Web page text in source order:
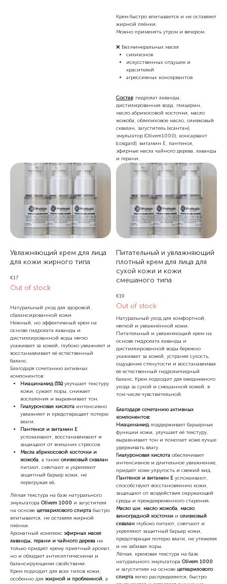
Крем быстро впитывается и не оставляет
жирной плёнки.
Можно применять утром и вечером.
❌ Без:минеральных масел
силиконов
искусственных отдушек и
красителей
агрессивных консервантов
Состав: гидролат лаванды,
дистилированная вода, глицерин,
масло абрикосовой косточки, масло
жожоба, облепиховое масло, оливковый
сквалан, загуститель (ксантан),
эмульгатор (Olivem1000), консарвант
(cosgard), витамин Е, пантенол,
эфирные масла чайного дерева, лаванды
и герани.
Увлажняющий крем для лица
для кожи жирного типа
€17
Out of stock
Натуральный уход для здоровой,
сбалансированной кожи
Нежный, но эффективный крем на
основе гидролата лаванды и
дистиллированной воды мягко
ухаживает за кожей, глубоко увлажняет и
восстанавливает её естественный
баланс.
Благодаря сочетанию активных
компонентов:
Ниацинамид (5%)улучшает текстуру
кожи, сужает поры, снижает
воспаления и выравнивает тон.
Гиалуроновая кислота интенсивно
увлажняет и предотвращает потерю
влаги.
Пантенол и витамин Е
успокаивают, восстанавливают и
защищают от внешних стрессов.
Масла абрикосовой косточки и
жожоба, а также оливковый сквалан
питают, смягчают и укрепляют
защитный барьер кожи, не
перегружая её.
Лёгкая текстура на базе натурального
эмульгатора Olivem 1000 и загустителя
на основе цетеарилового спирта быстро
впитывается, не оставляя жирной
плёнки.
Ароматный комплекс эфирных масел
лаванды, герани и чайного дерева не
только придаёт крему приятный аромат,
но и обладает антисептическими и
балансирующими свойствами.
Крем подходит для всех типов кожи,
особенно для жирной и проблемной, а
Питательный и увлажняющий
плотный крем для лица для
сухой кожи и кожи
смешаного типа
€19
Out of stock
Натуральный уход для комфортной,
мягкой и увлажнённой кожи.
Питательный и увлажняющий крем на
основе гидролата лаванды и
дистиллированной воды бережно
ухаживает за кожей, устраняя сухость,
ощущение стянутости и восстанавливая
её естественный гидролипидный
баланс. Крем подходит для ежедневного
ухода за сухой и смешанной кожей, в
том числе чувствительной.
Благодаря сочетанию активных
компонентов:
Ниацинамидподдерживает барьерные
функции кожи, улучшает её текстуру,
выравнивает тон и помогает коже лучше
удерживать влагу.
Гиалуроновая кислота обеспечивает
интенсивное и длительное увлажнение,
придаёт коже упругость и свежий вид.
Пантенол и витамин Е успокаивают,
способствуют восстановлению кожи,
защищают от воздействия окружающей
среды и преждевременного старения.
Масло ши, масло жожоба, масло
виноградной косточки и оливковый
сквалан глубоко питают, смягчают и
укрепляют защитный барьер кожи,
предотвращая потерю влаги, не утяжеляя
и не забивая поры.
Лёгкая, кремовая текстура на базе
натурального эмульгатора Olivem 1000
и загустителя на основе цетеарилового
спирта легко распределяется, быстро